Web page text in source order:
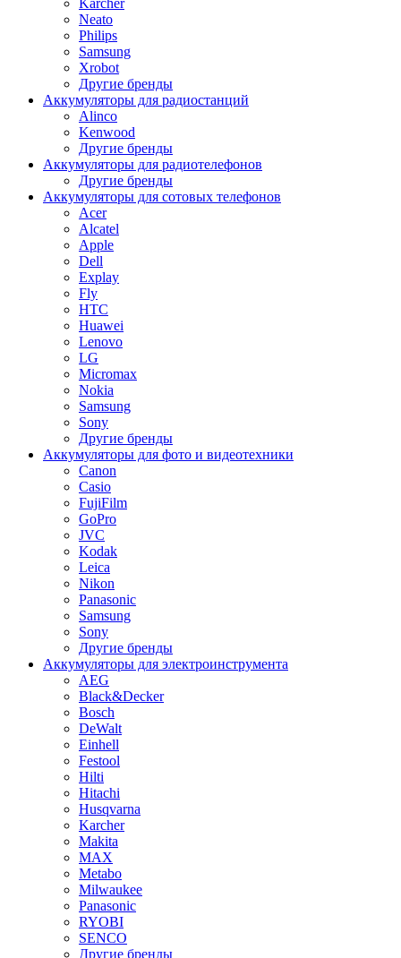
Neato
Philips
Samsung
Xrobot
Другие бренды
Аккумуляторы для радиостанций
Alinco
Kenwood
Другие бренды
Аккумуляторы для радиотелефонов
Другие бренды
Аккумуляторы для сотовых телефонов
Acer
Alcatel
Apple
Dell
Explay
Fly
HTC
Huawei
Lenovo
LG
Micromax
Nokia
Samsung
Sony
Другие бренды
Аккумуляторы для фото и видеотехники
Canon
Casio
FujiFilm
GoPro
JVC
Kodak
Leica
Nikon
Panasonic
Samsung
Sony
Другие бренды
Аккумуляторы для электроинструмента
AEG
Black&Decker
Bosch
DeWalt
Einhell
Festool
Hilti
Hitachi
Husqvarna
Karcher
Makita
MAX
Metabo
Milwaukee
Panasonic
RYOBI
SENCO
Другие бренды